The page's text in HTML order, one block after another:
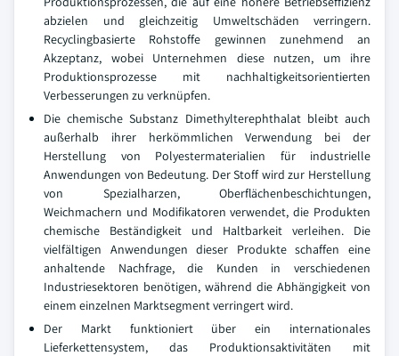
abzielen und gleichzeitig Umweltschäden verringern.
Recyclingbasierte Rohstoffe gewinnen zunehmend an
Akzeptanz, wobei Unternehmen diese nutzen, um ihre
Produktionsprozesse mit nachhaltigkeitsorientierten
Verbesserungen zu verknüpfen.
Die chemische Substanz Dimethylterephthalat bleibt auch
außerhalb ihrer herkömmlichen Verwendung bei der
Herstellung von Polyestermaterialien für industrielle
Anwendungen von Bedeutung. Der Stoff wird zur Herstellung
von Spezialharzen, Oberflächenbeschichtungen,
Weichmachern und Modifikatoren verwendet, die Produkten
chemische Beständigkeit und Haltbarkeit verleihen. Die
vielfältigen Anwendungen dieser Produkte schaffen eine
anhaltende Nachfrage, die Kunden in verschiedenen
Industriesektoren benötigen, während die Abhängigkeit von
einem einzelnen Marktsegment verringert wird.
Der Markt funktioniert über ein internationales
Lieferkettensystem, das Produktionsaktivitäten mit